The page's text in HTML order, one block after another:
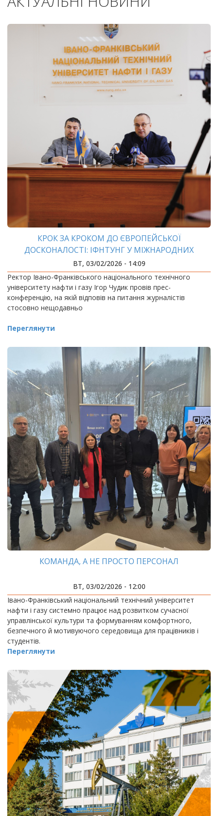
КРОК ЗА КРОКОМ ДО ЄВРОПЕЙСЬКОЇ
ДОСКОНАЛОСТІ: ІФНТУНГ У МІЖНАРОДНИХ
РЕЙТИНГАХ 2026
ВТ, 03/02/2026 - 14:09
Ректор Івано-Франківського національного технічного
університету нафти і газу Ігор Чудик провів прес-
конференцію, на якій відповів на питання журналістів
стосовно нещодавньо
Переглянути
КОМАНДА, А НЕ ПРОСТО ПЕРСОНАЛ
ВТ, 03/02/2026 - 12:00
Івано-Франківський національний технічний університет
нафти і газу системно працює над розвитком сучасної
управлінської культури та формуванням комфортного,
безпечного й мотивуючого середовища для працівників і
студентів.
Переглянути